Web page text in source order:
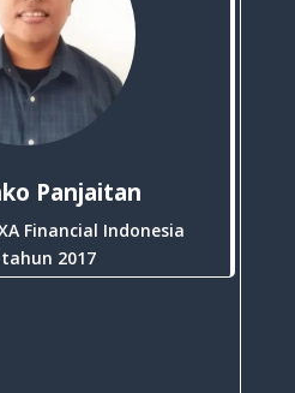
Panjaitan
Financial Indonesia
2017